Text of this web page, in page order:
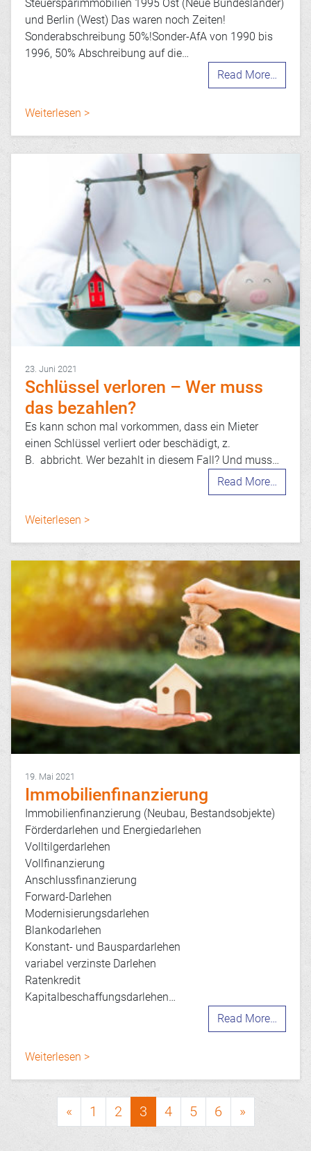
Steuersparimmobilien 1995 Ost (Neue Bundesländer)
und Berlin (West) Das waren noch Zeiten!
Sonderabschreibung 50%!Sonder-AfA von 1990 bis
1996, 50% Abschreibung auf die…
Read More…
Weiterlesen >
23. Juni 2021
Schlüssel verloren – Wer muss
das bezahlen?
Es kann schon mal vorkommen, dass ein Mieter
einen Schlüssel verliert oder beschädigt, z.
B. abbricht. Wer bezahlt in diesem Fall? Und muss…
Read More…
Weiterlesen >
19. Mai 2021
Immobilienfinanzierung
Immobilienfinanzierung (Neubau, Bestandsobjekte)
Förderdarlehen und Energiedarlehen
Volltilgerdarlehen
Vollfinanzierung
Anschlussfinanzierung
Forward-Darlehen
Modernisierungsdarlehen
Blankodarlehen
Konstant- und Bauspardarlehen
variabel verzinste Darlehen
Ratenkredit
Kapitalbeschaffungsdarlehen…
Read More…
Weiterlesen >
Posts navigation
« 1 2 3 4 5 6 »